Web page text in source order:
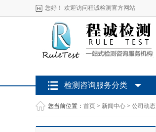
您好！ 欢迎访问程诚检测官方网站
检测咨询服务分类
您当前位置： 首页 > 新闻中心 > 公司动态